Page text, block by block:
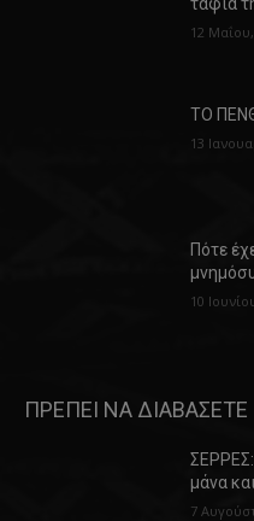
12
ΤΟ
13
Πότε
10
ΠΡΕΠΕΙ ΝΑ ΔΙΑΒΑΣΕΤΕ
μάνα και
7